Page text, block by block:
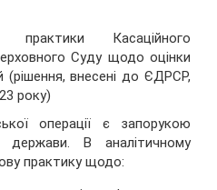
Касаційного
Суду щодо оцінки
(рішення, внесені до ЄДРСР,
року)
операції є запорукою
держави. В аналітичному
практику щодо: